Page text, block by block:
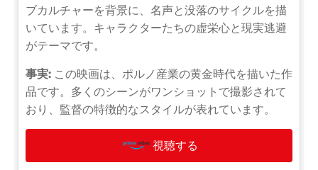
ブカルチャーを背景に、名声と没落のサイクルを描
いています。キャラクターたちの虚栄心と現実逃避
がテーマです。
事実: この映画は、ポルノ産業の黄金時代を描いた作
品です。多くのシーンがワンショットで撮影されて
おり、監督の特徴的なスタイルが表れています。
視聴する